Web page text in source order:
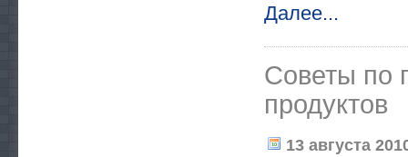
Далее...
Советы по
продуктов
13 августа